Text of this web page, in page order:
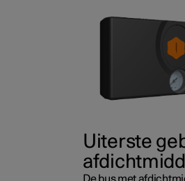
Uiterste